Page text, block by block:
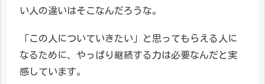
い人の違いはそこなんだろうな。
「この人についていきたい」と思ってもらえる人に
なるために、やっぱり継続する力は必要なんだと実
感しています。